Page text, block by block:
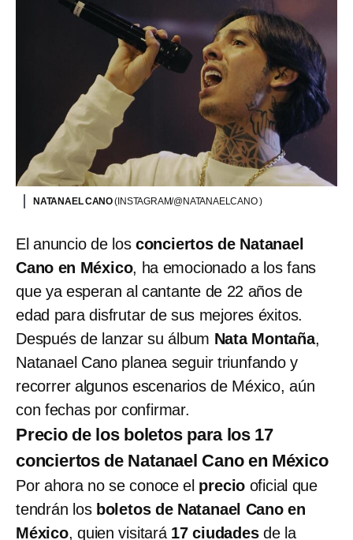
NATANAEL CANO(INSTAGRAM/@NATANAELCANO )
El anuncio de losconciertos de Natanael
Cano en México, ha emocionado a los fans
que ya esperan al cantante de 22 años de
edad para disfrutar de sus mejores éxitos.
Después de lanzar su álbum Nata Montaña,
Natanael Cano planea seguir triunfando y
recorrer algunos escenarios de México, aún
con fechas por confirmar.
Precio de los boletos para los 17
conciertos de Natanael Cano en México
Por ahora no se conoce el precio oficial que
tendrán losboletos de Natanael Cano en
México, quien visitará17 ciudadesde la